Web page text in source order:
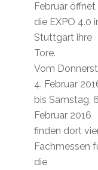
Februar öffnet
die EXPO 4.0
Stuttgart ihre
Tore.
Vom
4. Februar
bis Samstag,
Februar 2016
finden dort
Fachmessen
die